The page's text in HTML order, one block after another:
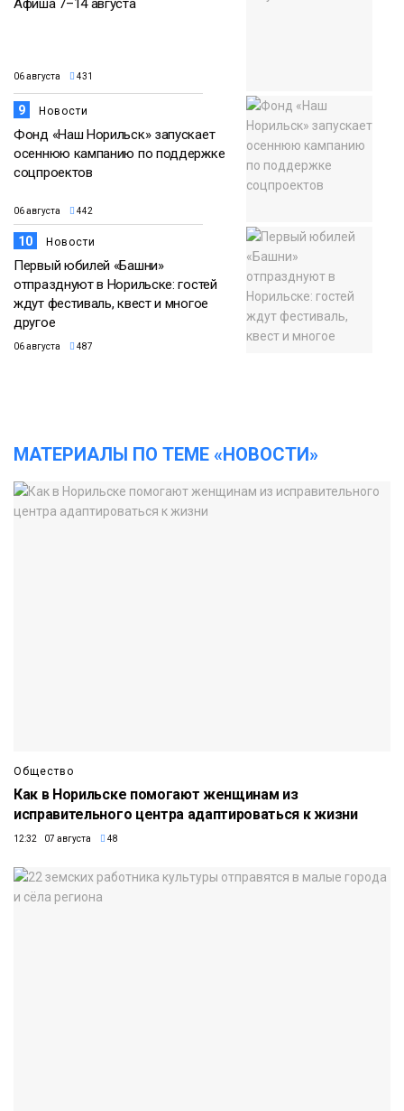
Афиша 7–14 августа
06 августа 431
9 Новости
Фонд «Наш Норильск» запускает
осеннюю кампанию по поддержке
соцпроектов
06 августа 442
10 Новости
Первый юбилей «Башни»
отпразднуют в Норильске: гостей
ждут фестиваль, квест и многое
другое
06 августа 487
МАТЕРИАЛЫ ПО ТЕМЕ «НОВОСТИ»
Общество
Как в Норильске помогают женщинам из
исправительного центра адаптироваться к жизни
12:32 07 августа 48